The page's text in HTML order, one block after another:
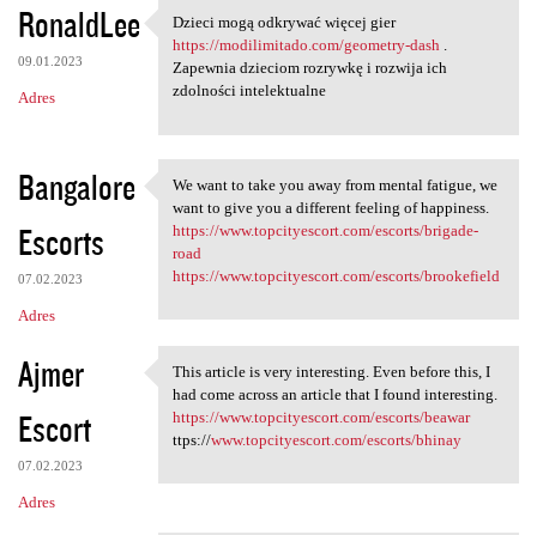
RonaldLee
09.01.2023
Adres
Dzieci mogą odkrywać więcej
Dzieci mogą odkrywać więcej gier
https://modilimitado.com/geometry-dash.
Zapewnia dzieciom rozrywkę i rozwija ich
zdolności intelektualne
Bangalore
Escorts
07.02.2023
Adres
We want to take you away from
We want to take you away from mental fatigue, we
want to give you a different feeling of happiness.
https://www.topcityescort.com/escorts/brigade-
road
https://www.topcityescort.com/escorts/brookefield
Ajmer
Escort
07.02.2023
Adres
This article is very
This article is very interesting. Even before this, I
had come across an article that I found interesting.
https://www.topcityescort.com/escorts/beawar
ttps://www.topcityescort.com/escorts/bhinay